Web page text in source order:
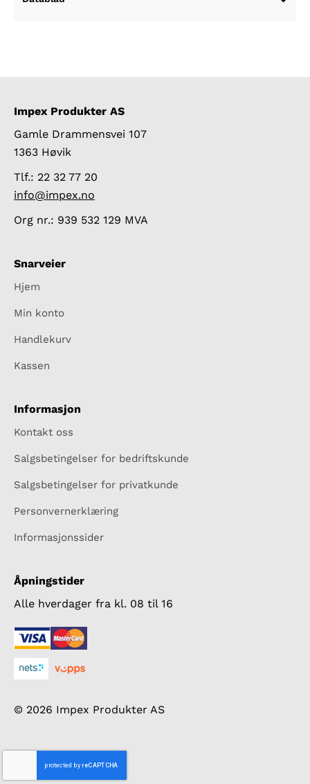
Impex Produkter AS
Gamle Drammensvei 107
1363 Høvik
Tlf.: 22 32 77 20
info@impex.no
Org nr.: 939 532 129 MVA
Snarveier
Hjem
Min konto
Handlekurv
Kassen
Informasjon
Kontakt oss
Salgsbetingelser for bedriftskunde
Salgsbetingelser for privatkunde
Personvernerklæring
Informasjonssider
Åpningstider
Alle hverdager fra kl. 08 til 16
© 2026 Impex Produkter AS